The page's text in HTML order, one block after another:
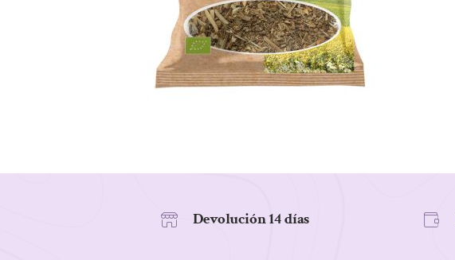
Devolución 14 días